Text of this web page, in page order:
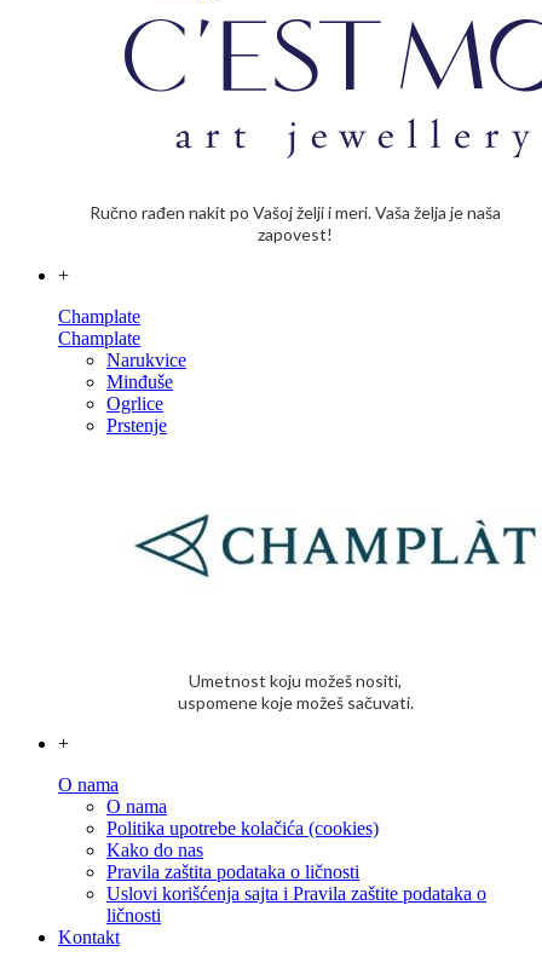
Ručno rađen nakit po Vašoj želji i meri. Vaša želja je naša
zapovest!
+
Champlate
Champlate
Narukvice
Minđuše
Ogrlice
Prstenje
Umetnost koju možeš nositi,
uspomene koje možeš sačuvati.
+
O nama
O nama
Politika upotrebe kolačića (cookies)
Kako do nas
Pravila zaštita podataka o ličnosti
Uslovi korišćenja sajta i Pravila zaštite podataka o
ličnosti
Kontakt